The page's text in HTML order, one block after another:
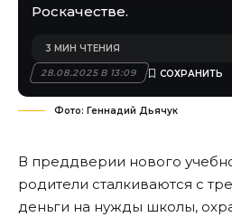
Роскачестве.
28.08.2025 В 13:09
3 МИН ЧТЕНИЯ
Фото: Геннадий Дьячук
В преддверии нового
родители сталкиваются с
деньги на нужды школы,